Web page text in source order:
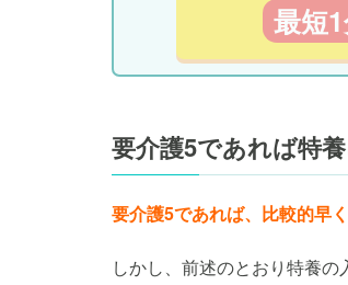
最短
要介護5であれば特
要介護5であれば、比較的早
しかし、前述のとおり特養